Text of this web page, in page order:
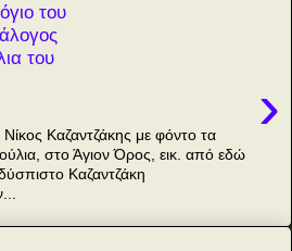
του
του
›
Καζαντζάκης με φόντο τα
στο Άγιον Όρος, εικ. από εδώ
Καζαντζάκη